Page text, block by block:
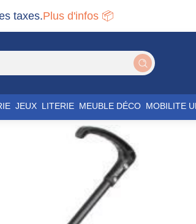
taxes.Plus d'infos 📦
JEUX LITERIE MEUBLE DÉCO MOBILITE